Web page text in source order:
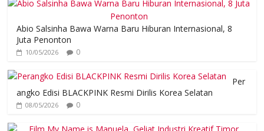
Abio Salsinha Bawa Warna Baru Hiburan Internasional, 8
Juta Penonton
10/05/2026 0
Per
angko Edisi BLACKPINK Resmi Dirilis Korea Selatan
08/05/2026 0